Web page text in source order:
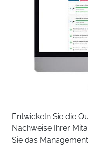
Entwickeln Sie die
Nachweise Ihrer
Sie das